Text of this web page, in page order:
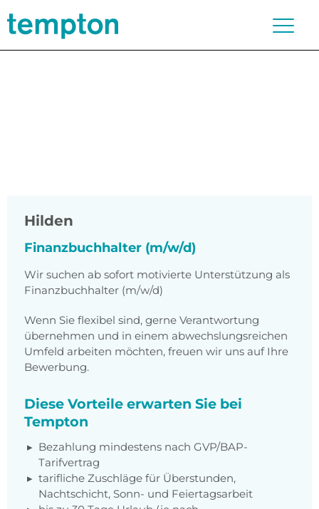
Hilden
Finanzbuchhalter (m/w/d)
Wir suchen ab sofort motivierte Unterstützung als
Finanzbuchhalter (m/w/d)
Wenn Sie flexibel sind, gerne Verantwortung
übernehmen und in einem abwechslungsreichen
Umfeld arbeiten möchten, freuen wir uns auf Ihre
Bewerbung.
Diese Vorteile erwarten Sie bei
Tempton
Bezahlung mindestens nach GVP/BAP-
Tarifvertrag
tarifliche Zuschläge für Überstunden,
Nachtschicht, Sonn- und Feiertagsarbeit